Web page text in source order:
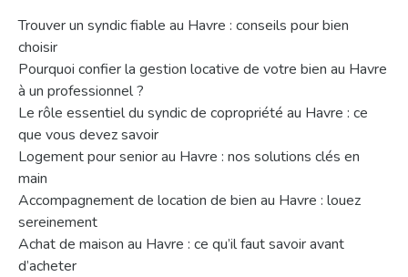
Trouver un syndic fiable au Havre : conseils pour bien
choisir
Pourquoi confier la gestion locative de votre bien au Havre
à un professionnel ?
Le rôle essentiel du syndic de copropriété au Havre : ce
que vous devez savoir
Logement pour senior au Havre : nos solutions clés en
main
Accompagnement de location de bien au Havre : louez
sereinement
Achat de maison au Havre : ce qu’il faut savoir avant
d’acheter